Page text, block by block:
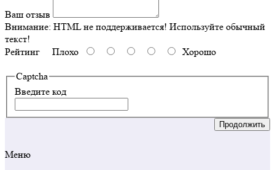
Ваш отзыв
Внимание: HTML не поддерживается! Используйте обычный
текст!
Рейтинг Плохо Хорошо
Captcha
Введите код
Продолжить
Меню